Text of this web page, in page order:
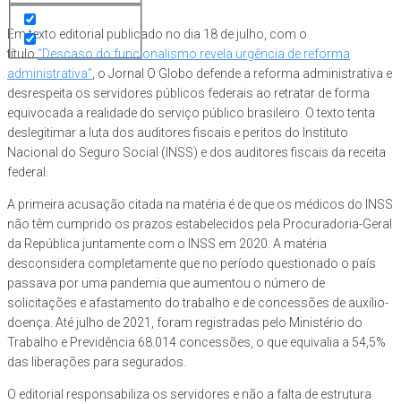
Em texto editorial publicado no dia 18 de julho, com o
título “Descaso do funcionalismo revela urgência de reforma
administrativa” , o Jornal O Globo defende a reforma administrativa e
desrespeita os servidores públicos federais ao retratar de forma
equivocada a realidade do serviço público brasileiro. O texto tenta
deslegitimar a luta dos auditores fiscais e peritos do Instituto
Nacional do Seguro Social (INSS) e dos auditores fiscais da receita
federal.
A primeira acusação citada na matéria é de que os médicos do INSS
não têm cumprido os prazos estabelecidos pela Procuradoria-Geral
da República juntamente com o INSS em 2020. A matéria
desconsidera completamente que no período questionado o país
passava por uma pandemia que aumentou o número de
solicitações e afastamento do trabalho e de concessões de auxílio-
doença. Até julho de 2021, foram registradas pelo Ministério do
Trabalho e Previdência 68.014 concessões, o que equivalia a 54,5%
das liberações para segurados.
O editorial responsabiliza os servidores e não a falta de estrutura